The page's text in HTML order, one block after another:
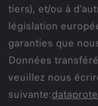
tiers), et/ou à
législation
garanties que
Données
veuillez nous
suivante: